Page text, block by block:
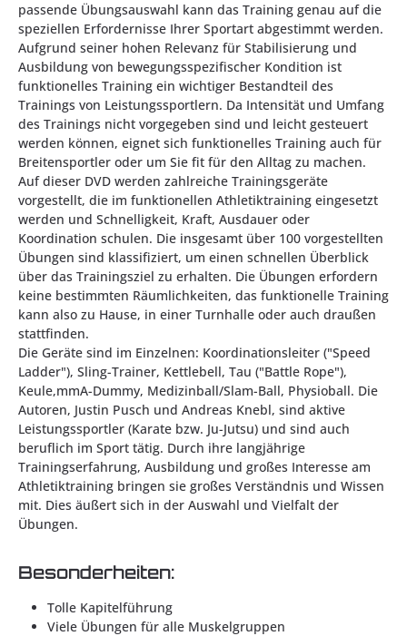
passende Übungsauswahl kann das Training genau auf die
speziellen Erfordernisse Ihrer Sportart abgestimmt werden.
Aufgrund seiner hohen Relevanz für Stabilisierung und
Ausbildung von bewegungsspezifischer Kondition ist
funktionelles Training ein wichtiger Bestandteil des
Trainings von Leistungssportlern. Da Intensität und Umfang
des Trainings nicht vorgegeben sind und leicht gesteuert
werden können, eignet sich funktionelles Training auch für
Breitensportler oder um Sie fit für den Alltag zu machen.
Auf dieser DVD werden zahlreiche Trainingsgeräte
vorgestellt, die im funktionellen Athletiktraining eingesetzt
werden und Schnelligkeit, Kraft, Ausdauer oder
Koordination schulen. Die insgesamt über 100 vorgestellten
Übungen sind klassifiziert, um einen schnellen Überblick
über das Trainingsziel zu erhalten. Die Übungen erfordern
keine bestimmten Räumlichkeiten, das funktionelle Training
kann also zu Hause, in einer Turnhalle oder auch draußen
stattfinden.
Die Geräte sind im Einzelnen: Koordinationsleiter ("Speed
Ladder"), Sling-Trainer, Kettlebell, Tau ("Battle Rope"),
Keule,mmA-Dummy, Medizinball/Slam-Ball, Physioball. Die
Autoren, Justin Pusch und Andreas Knebl, sind aktive
Leistungssportler (Karate bzw. Ju-Jutsu) und sind auch
beruflich im Sport tätig. Durch ihre langjährige
Trainingserfahrung, Ausbildung und großes Interesse am
Athletiktraining bringen sie großes Verständnis und Wissen
mit. Dies äußert sich in der Auswahl und Vielfalt der
Übungen.
Besonderheiten:
Tolle Kapitelführung
Viele Übungen für alle Muskelgruppen